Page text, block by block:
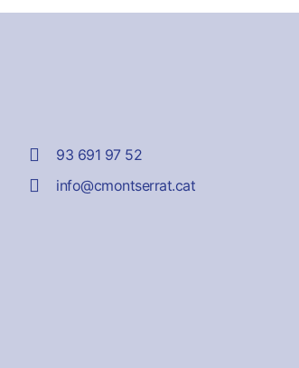
93 691 97 52
info@cmontserrat.cat